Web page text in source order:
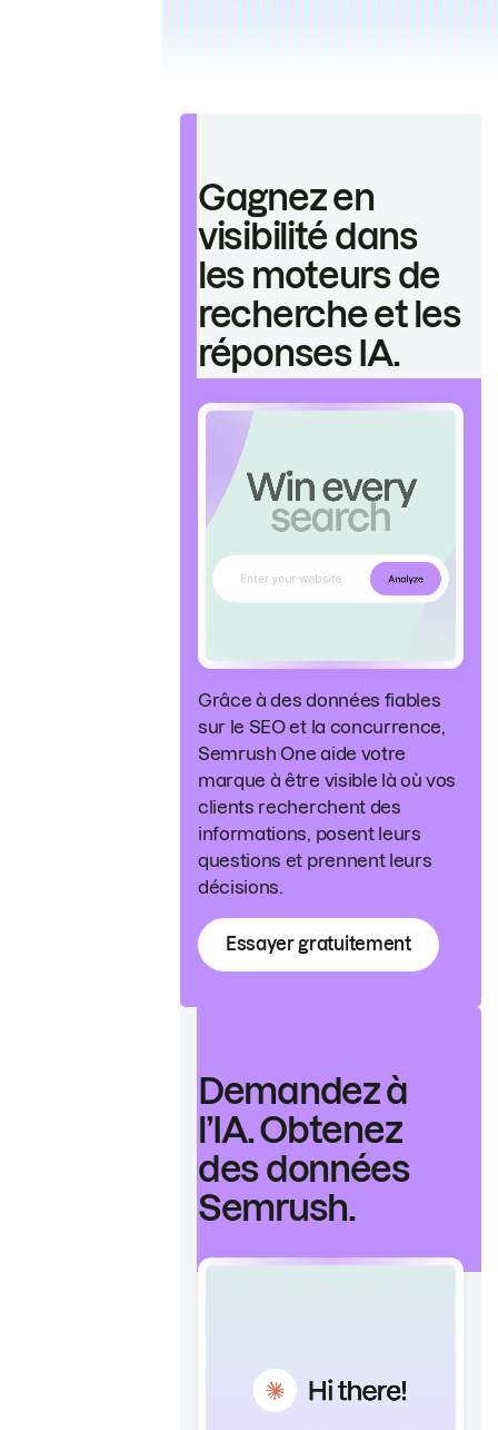
Gagnez en
visibilité dans
les moteurs de
recherche et les
réponses IA.
Grâce à des données fiables
sur le SEO et la concurrence,
Semrush One aide votre
marque à être visible là où vos
clients recherchent des
informations, posent leurs
questions et prennent leurs
décisions.
Essayer gratuitement
Demandez à
l’IA. Obtenez
des données
Semrush.